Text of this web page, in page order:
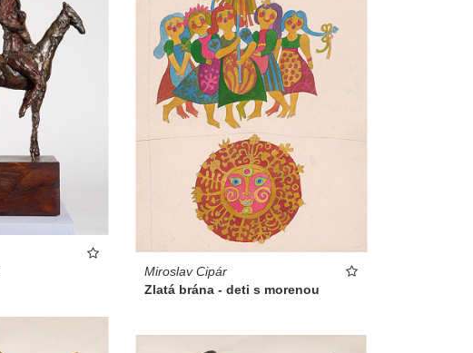
Miroslav Cipár
Zlatá brána - deti s morenou